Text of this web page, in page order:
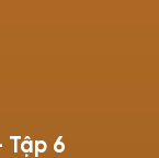
Tập 6